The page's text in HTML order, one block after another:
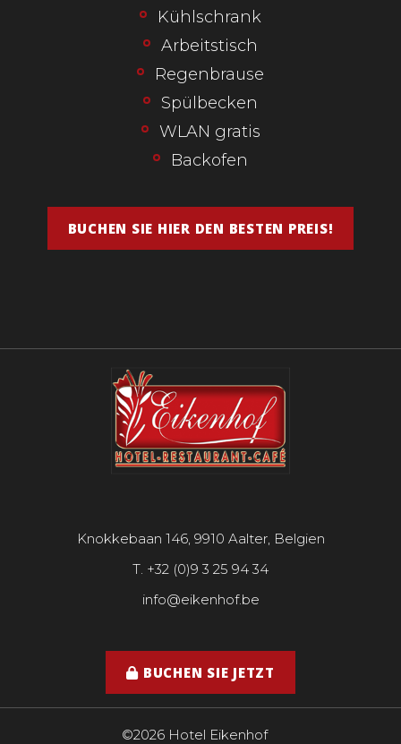
Kühlschrank
Arbeitstisch
Regenbrause
Spülbecken
WLAN gratis
Backofen
BUCHEN SIE HIER DEN BESTEN PREIS!
Knokkebaan 146, 9910 Aalter, Belgien
T. +32 (0)9 3 25 94 34
info@eikenhof.be
BUCHEN SIE JETZT
©2026 Hotel Eikenhof